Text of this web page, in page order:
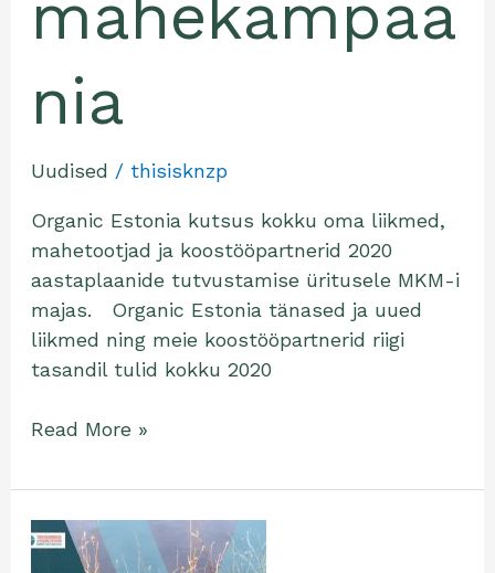
mahekampaa
nia
Uudised / thisisknzp
Organic Estonia kutsus kokku oma liikmed,
mahetootjad ja koostööpartnerid 2020
aastaplaanide tutvustamise üritusele MKM-i
majas. Organic Estonia tänased ja uued
liikmed ning meie koostööpartnerid riigi
tasandil tulid kokku 2020
Read More »
Lääne-